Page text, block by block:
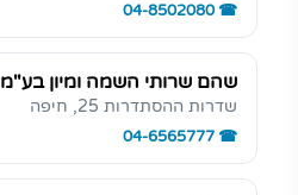
04-8502080
שהם שרותי השמה ומיון בע"מ
שדרות ההסתדרות 25, חיפה
04-6565777